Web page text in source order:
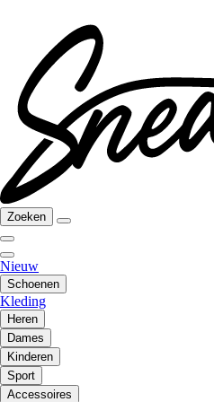
Zoeken
Nieuw
Schoenen
Kleding
Heren
Dames
Kinderen
Sport
Accessoires